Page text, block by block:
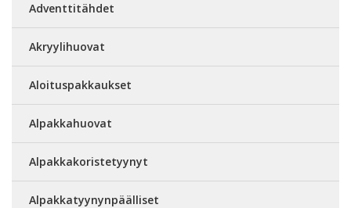
Adventtitähdet
Akryylihuovat
Aloituspakkaukset
Alpakkahuovat
Alpakkakoristetyynyt
Alpakkatyynynpäälliset